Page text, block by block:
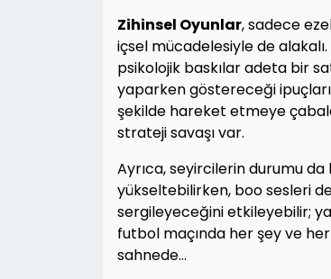
Zihinsel Oyunlar, sadece
içsel mücadelesiyle de
psikolojik baskılar adeta bir
yaparken göstereceği
şekilde hareket etmeye
strateji savaşı var.
Ayrıca, seyircilerin durumu
yükseltebilirken, boo sesleri
sergileyeceğini etkileyebilir;
futbol maçında her şey ve
sahnede…